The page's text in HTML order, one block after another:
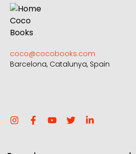
coco@cocobooks.com
Barcelona, Catalunya, Spain